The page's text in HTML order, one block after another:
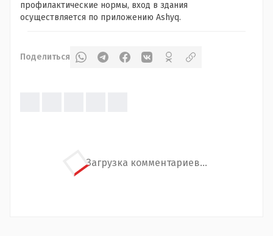
профилактические нормы, вход в здания
осуществляется по приложению Ashyq.
Поделиться
Загрузка комментариев...